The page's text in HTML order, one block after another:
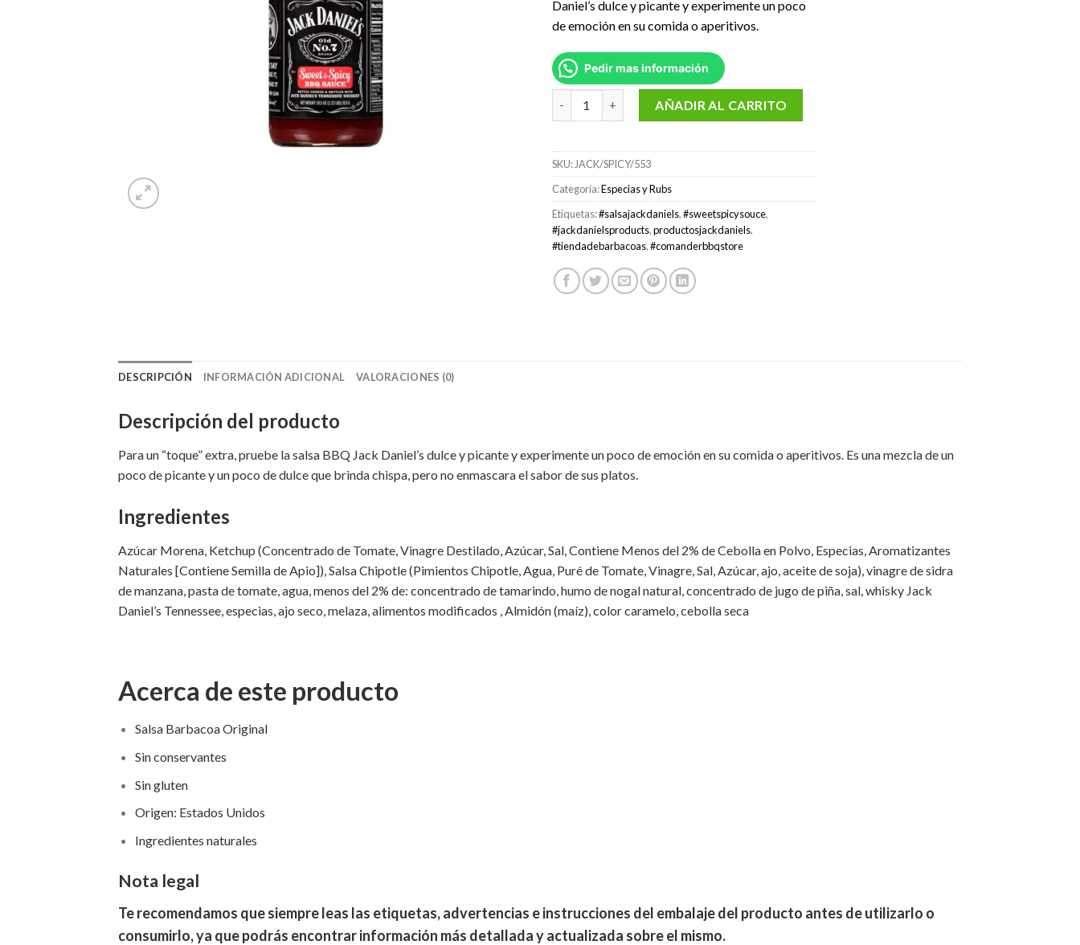
Daniel’s dulce y picante y experimente un poco
de emoción en su comida o aperitivos.
Pedir mas información
Salsa Jack Daniel´s N°7 Sweet & Spicy BBQ Sauce / 553 gr. cantidad
AÑADIR AL CARRITO
SKU: JACK/SPICY/553
Categoría:Especias y Rubs
Etiquetas:#salsajackdaniels,#sweetspicysouce,
#jackdanielsproducts,productosjackdaniels,
#tiendadebarbacoas,#comanderbbqstore
DESCRIPCIÓN INFORMACIÓN ADICIONAL VALORACIONES (0)
Descripción del producto
Para un “toque” extra, pruebe la salsa BBQ Jack Daniel’s dulce y picante y experimente un poco de emoción en su comida o aperitivos. Es una mezcla de un
poco de picante y un poco de dulce que brinda chispa, pero no enmascara el sabor de sus platos.
Ingredientes
Azúcar Morena, Ketchup (Concentrado de Tomate, Vinagre Destilado, Azúcar, Sal, Contiene Menos del 2% de Cebolla en Polvo, Especias, Aromatizantes
Naturales [Contiene Semilla de Apio]), Salsa Chipotle (Pimientos Chipotle, Agua, Puré de Tomate, Vinagre, Sal, Azúcar, ajo, aceite de soja), vinagre de sidra
de manzana, pasta de tomate, agua, menos del 2% de: concentrado de tamarindo, humo de nogal natural, concentrado de jugo de piña, sal, whisky Jack
Daniel’s Tennessee, especias, ajo seco, melaza, alimentos modificados , Almidón (maíz), color caramelo, cebolla seca
Acerca de este producto
Salsa Barbacoa Original
Sin conservantes
Sin gluten
Origen: Estados Unidos
Ingredientes naturales
Nota legal
Te recomendamos que siempre leas las etiquetas, advertencias e instrucciones del embalaje del producto antes de utilizarlo o
consumirlo, ya que podrás encontrar información más detallada y actualizada sobre el mismo.